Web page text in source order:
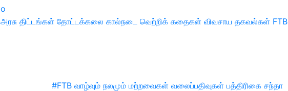
அரசு திட்டங்கள் தோட்டக்கலை கால்நடை வெற்றிக் கதைகள் விவசாய தகவல்கள் FTB
#FTB வாழ்வும் நலமும் மற்றவைகள் வலைப்பதிவுகள் பத்திரிகை சந்தா